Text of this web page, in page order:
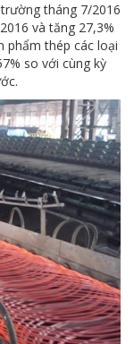
tháng 7/2016
và tăng 27,3%
phẩm thép các loại
so với cùng kỳ